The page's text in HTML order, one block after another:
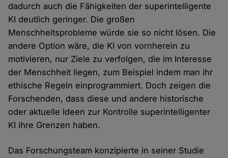
dadurch auch die Fähigkeiten der superintelligente
KI deutlich geringer. Die großen
Menschheitsprobleme würde sie so nicht lösen. Die
andere Option wäre, die KI von vornherein zu
motivieren, nur Ziele zu verfolgen, die im Interesse
der Menschheit liegen, zum Beispiel indem man ihr
ethische Regeln einprogrammiert. Doch zeigen die
Forschenden, dass diese und andere historische
oder aktuelle Ideen zur Kontrolle superintelligenter
KI ihre Grenzen haben.
Das Forschungsteam konzipierte in seiner Studie